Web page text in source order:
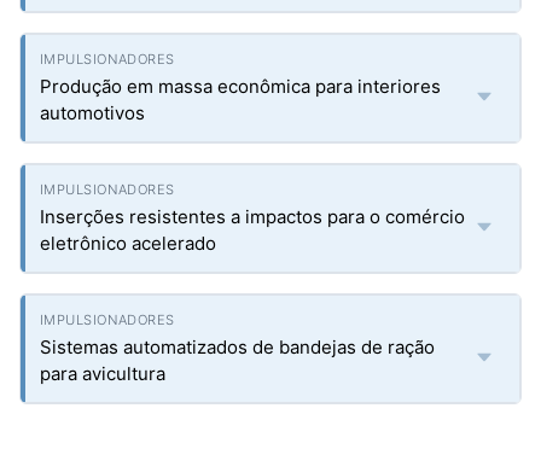
Produção em massa econômica para interiores
automotivos
Inserções resistentes a impactos para o comércio
eletrônico acelerado
Sistemas automatizados de bandejas de ração
para avicultura